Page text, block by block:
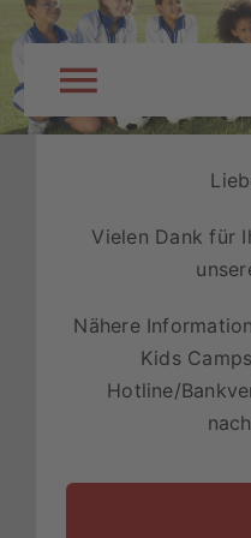
Skip
to
content
Toggle
Vielen Dank für
Nähere
Kids
Hotline/